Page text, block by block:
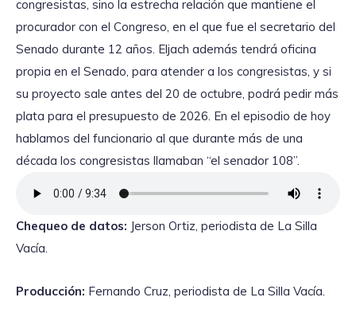
congresistas, sino la estrecha relación que mantiene el
procurador con el Congreso, en el que fue el secretario del
Senado durante 12 años. Eljach además tendrá oficina
propia en el Senado, para atender a los congresistas, y si
su proyecto sale antes del 20 de octubre, podrá pedir más
plata para el presupuesto de 2026. En el episodio de hoy
hablamos del funcionario al que durante más de una
década los congresistas llamaban “el senador 108”.
Chequeo de datos: Jerson Ortiz, periodista de La Silla
Vacía.
Producción: Fernando Cruz, periodista de La Silla Vacía.